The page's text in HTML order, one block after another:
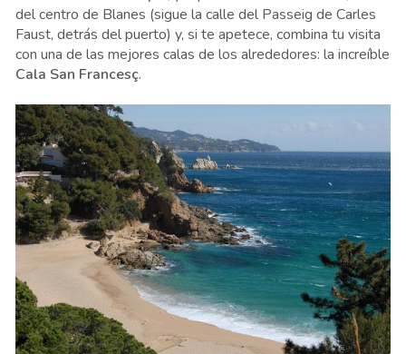
del centro de Blanes (sigue la calle del Passeig de Carles
Faust, detrás del puerto) y, si te apetece, combina tu visita
con una de las mejores calas de los alrededores: la increíble
Cala San Francesç.